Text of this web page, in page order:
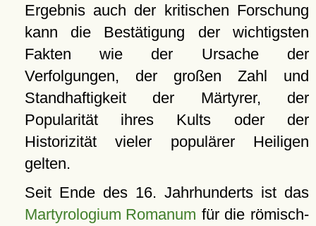
Ergebnis auch der kritischen Forschung
kann die Bestätigung der wichtigsten
Fakten wie der Ursache der
Verfolgungen, der großen Zahl und
Standhaftigkeit der Märtyrer, der
Popularität ihres Kults oder der
Historizität vieler populärer Heiligen
gelten.
Seit Ende des 16. Jahrhunderts ist das
Martyrologium Romanum für die römisch-